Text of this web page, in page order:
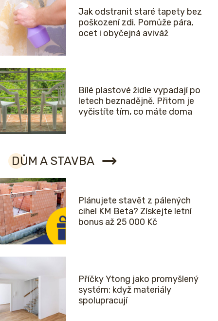
Jak odstranit staré tapety bez
poškození zdi. Pomůže pára,
ocet i obyčejná aviváž
Bílé plastové židle vypadají po
letech beznadějně. Přitom je
vyčistíte tím, co máte doma
DŮM A STAVBA
Plánujete stavět z pálených
cihel KM Beta? Získejte letní
bonus až 25 000 Kč
Příčky Ytong jako promyšlený
systém: když materiály
spolupracují